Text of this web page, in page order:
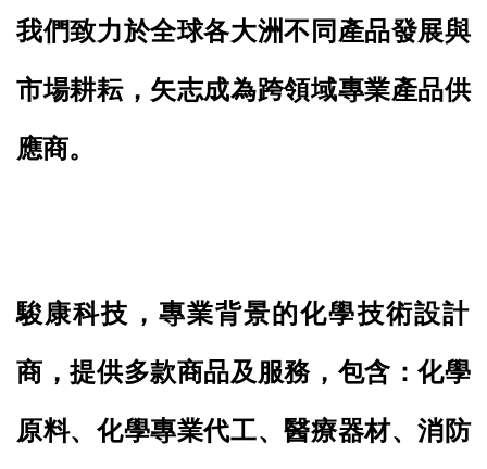
我們致力於全球各大洲不同產品發展與
市場耕耘，矢志成為跨領域專業產品供
應商。
駿康科技，專業背景的化學技術設計
商，提供多款商品及服務，包含：化學
原料、化學專業代工、醫療器材、消防